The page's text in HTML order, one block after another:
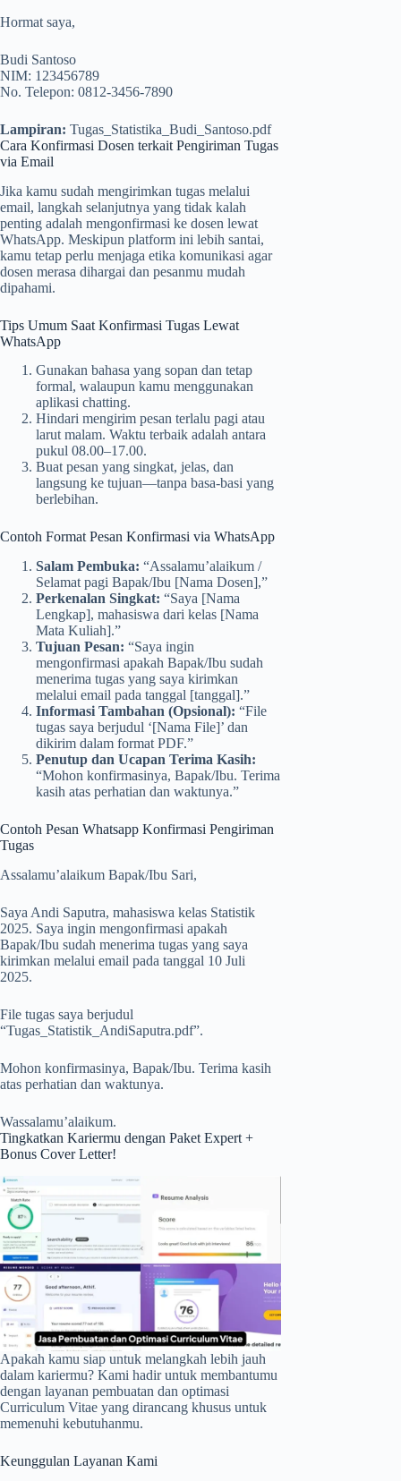
Hormat saya,
Budi Santoso
NIM: 123456789
No. Telepon: 0812-3456-7890
Lampiran: Tugas_Statistika_Budi_Santoso.pdf
Cara Konfirmasi Dosen terkait Pengiriman Tugas
via Email
Jika kamu sudah mengirimkan tugas melalui
email, langkah selanjutnya yang tidak kalah
penting adalah mengonfirmasi ke dosen lewat
WhatsApp. Meskipun platform ini lebih santai,
kamu tetap perlu menjaga etika komunikasi agar
dosen merasa dihargai dan pesanmu mudah
dipahami.
Tips Umum Saat Konfirmasi Tugas Lewat
WhatsApp
Gunakan bahasa yang sopan dan tetap
formal, walaupun kamu menggunakan
aplikasi chatting.
Hindari mengirim pesan terlalu pagi atau
larut malam. Waktu terbaik adalah antara
pukul 08.00–17.00.
Buat pesan yang singkat, jelas, dan
langsung ke tujuan—tanpa basa-basi yang
berlebihan.
Contoh Format Pesan Konfirmasi via WhatsApp
Salam Pembuka: “Assalamu’alaikum /
Selamat pagi Bapak/Ibu [Nama Dosen],”
Perkenalan Singkat: “Saya [Nama
Lengkap], mahasiswa dari kelas [Nama
Mata Kuliah].”
Tujuan Pesan: “Saya ingin
mengonfirmasi apakah Bapak/Ibu sudah
menerima tugas yang saya kirimkan
melalui email pada tanggal [tanggal].”
Informasi Tambahan (Opsional): “File
tugas saya berjudul ‘[Nama File]’ dan
dikirim dalam format PDF.”
Penutup dan Ucapan Terima Kasih:
“Mohon konfirmasinya, Bapak/Ibu. Terima
kasih atas perhatian dan waktunya.”
Contoh Pesan Whatsapp Konfirmasi Pengiriman
Tugas
Assalamu’alaikum Bapak/Ibu Sari,
Saya Andi Saputra, mahasiswa kelas Statistik
2025. Saya ingin mengonfirmasi apakah
Bapak/Ibu sudah menerima tugas yang saya
kirimkan melalui email pada tanggal 10 Juli
2025.
File tugas saya berjudul
“Tugas_Statistik_AndiSaputra.pdf”.
Mohon konfirmasinya, Bapak/Ibu. Terima kasih
atas perhatian dan waktunya.
Wassalamu’alaikum.
Tingkatkan Kariermu dengan Paket Expert +
Bonus Cover Letter!
Apakah kamu siap untuk melangkah lebih jauh
dalam kariermu? Kami hadir untuk membantumu
dengan layanan pembuatan dan optimasi
Curriculum Vitae yang dirancang khusus untuk
memenuhi kebutuhanmu.
Keunggulan Layanan Kami